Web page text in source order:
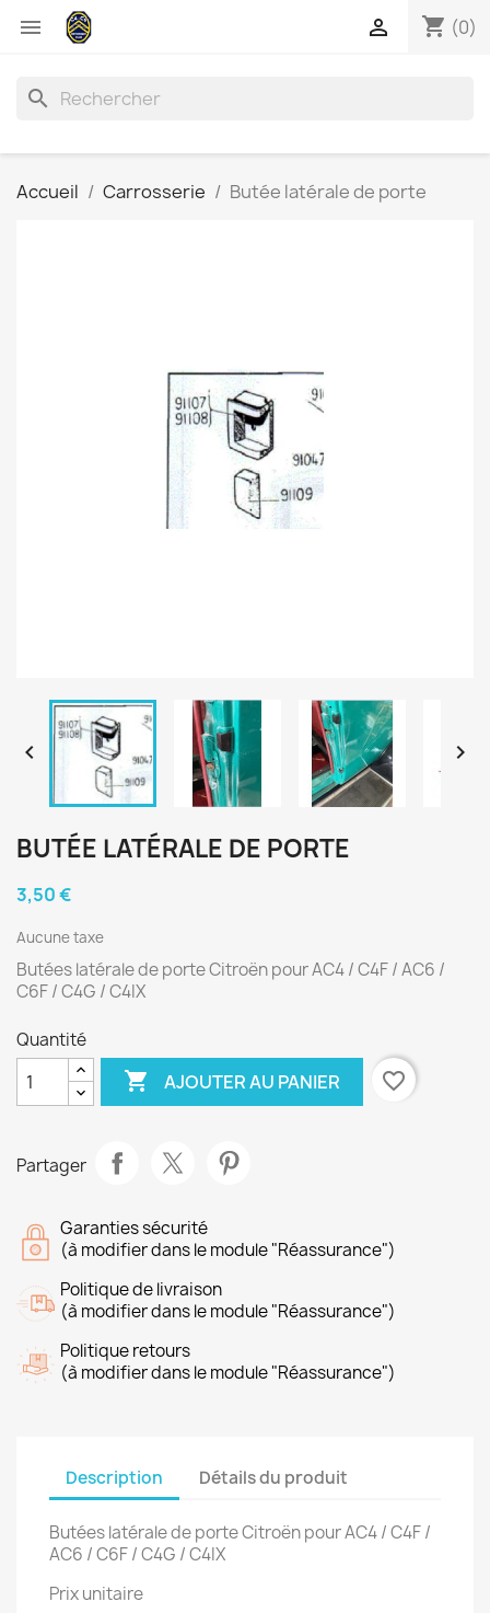
 shopping_cart (0)

search
Accueil Carrosserie Butée latérale de porte
 
BUTÉE LATÉRALE DE PORTE
3,50 €
Aucune taxe
Butées latérale de porte Citroën pour AC4 / C4F / AC6 /
C6F / C4G / C4IX
Quantité
 AJOUTER AU PANIER favorite_border
Partager
Garanties sécurité
(à modifier dans le module "Réassurance")
Politique de livraison
(à modifier dans le module "Réassurance")
Politique retours
(à modifier dans le module "Réassurance")
Description Détails du produit
Butées latérale de porte Citroën pour AC4 / C4F /
AC6 / C6F / C4G / C4IX
Prix unitaire